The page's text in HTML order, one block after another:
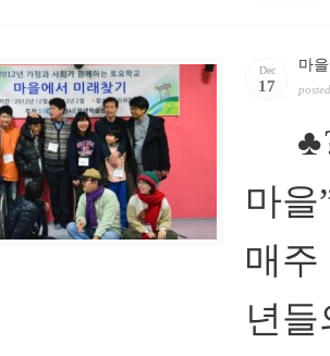
Dec
17
마
♣?
마
매
년